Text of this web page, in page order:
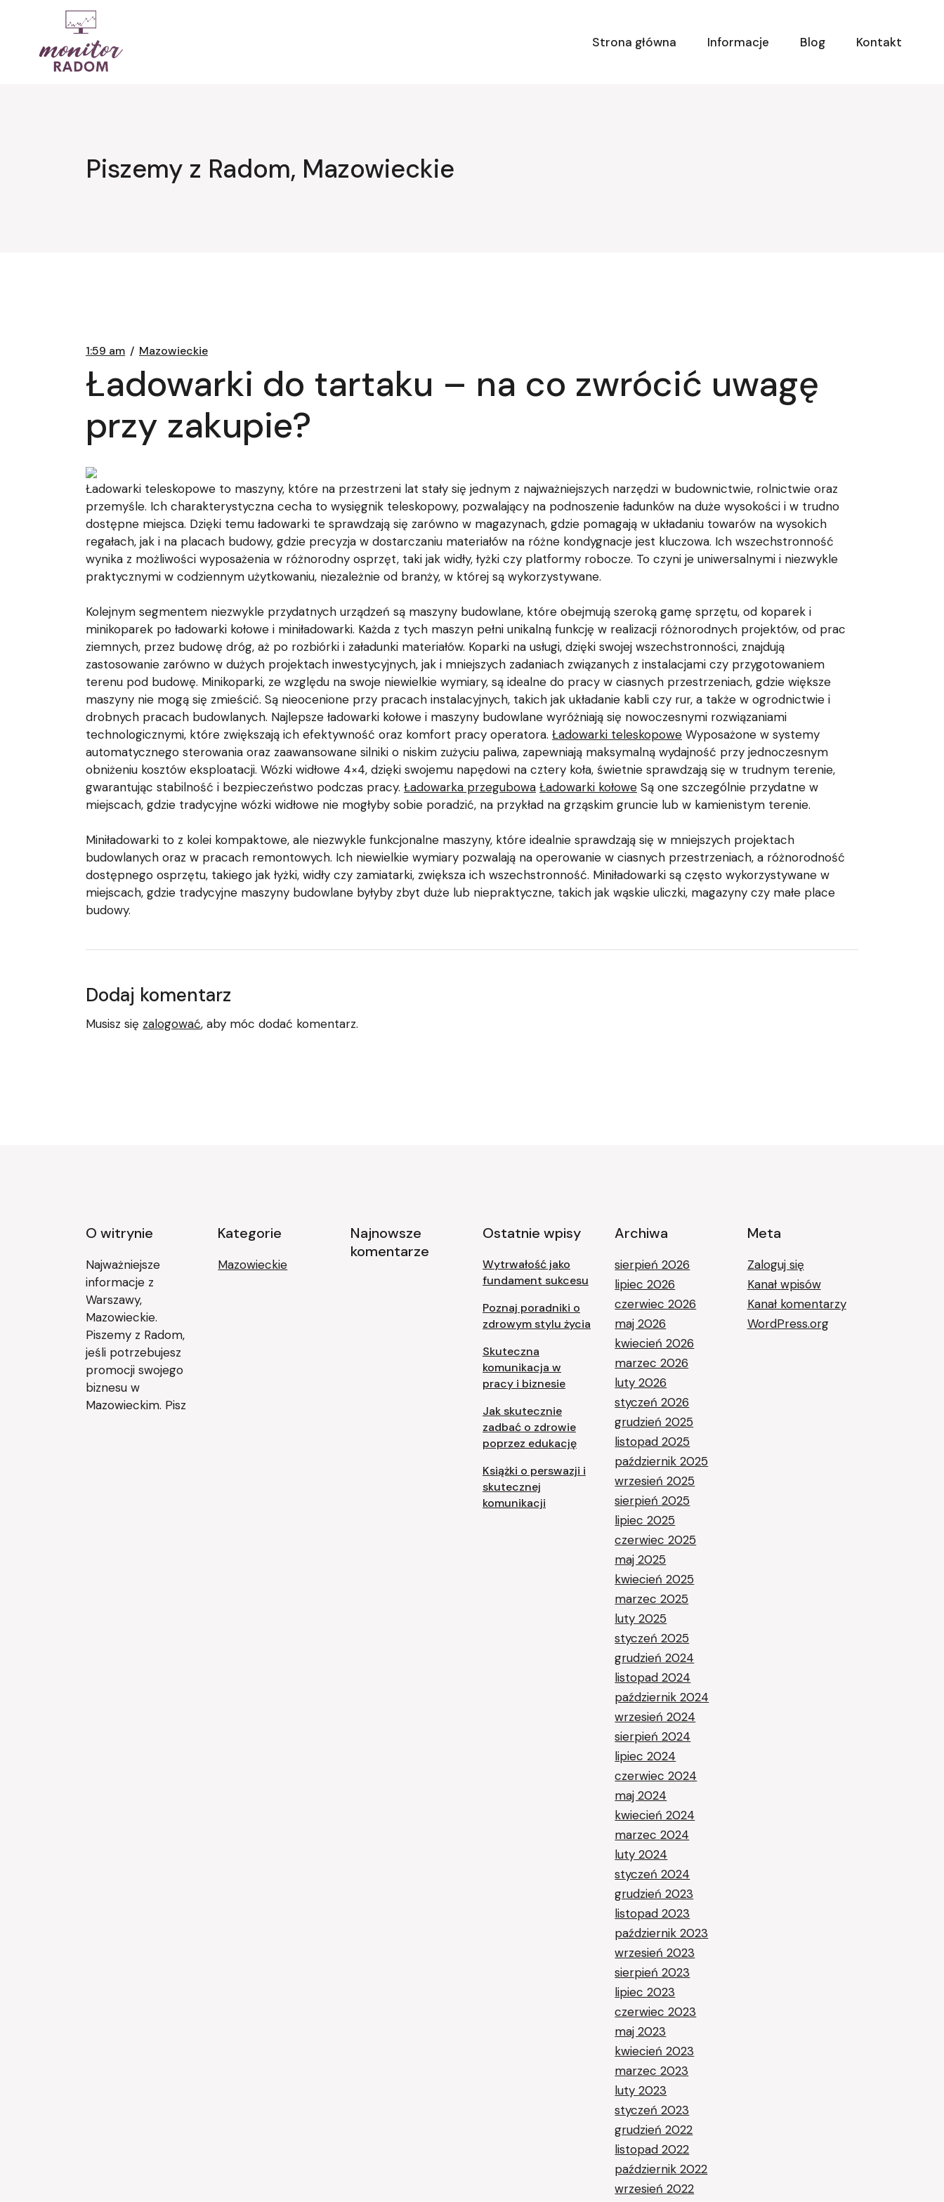
Strona główna
Informacje Blog Kontakt
Piszemy z Radom, Mazowieckie
1:59 am Mazowieckie
Ładowarki do tartaku – na co zwrócić uwagę
przy zakupie?
Ładowarki teleskopowe to maszyny, które na przestrzeni lat stały się jednym z najważniejszych narzędzi w budownictwie, rolnictwie oraz
przemyśle. Ich charakterystyczna cecha to wysięgnik teleskopowy, pozwalający na podnoszenie ładunków na duże wysokości i w trudno
dostępne miejsca. Dzięki temu ładowarki te sprawdzają się zarówno w magazynach, gdzie pomagają w układaniu towarów na wysokich
regałach, jak i na placach budowy, gdzie precyzja w dostarczaniu materiałów na różne kondygnacje jest kluczowa. Ich wszechstronność
wynika z możliwości wyposażenia w różnorodny osprzęt, taki jak widły, łyżki czy platformy robocze. To czyni je uniwersalnymi i niezwykle
praktycznymi w codziennym użytkowaniu, niezależnie od branży, w której są wykorzystywane.
Kolejnym segmentem niezwykle przydatnych urządzeń są maszyny budowlane, które obejmują szeroką gamę sprzętu, od koparek i
minikoparek po ładowarki kołowe i miniładowarki. Każda z tych maszyn pełni unikalną funkcję w realizacji różnorodnych projektów, od prac
ziemnych, przez budowę dróg, aż po rozbiórki i załadunki materiałów. Koparki na usługi, dzięki swojej wszechstronności, znajdują
zastosowanie zarówno w dużych projektach inwestycyjnych, jak i mniejszych zadaniach związanych z instalacjami czy przygotowaniem
terenu pod budowę. Minikoparki, ze względu na swoje niewielkie wymiary, są idealne do pracy w ciasnych przestrzeniach, gdzie większe
maszyny nie mogą się zmieścić. Są nieocenione przy pracach instalacyjnych, takich jak układanie kabli czy rur, a także w ogrodnictwie i
drobnych pracach budowlanych. Najlepsze ładowarki kołowe i maszyny budowlane wyróżniają się nowoczesnymi rozwiązaniami
technologicznymi, które zwiększają ich efektywność oraz komfort pracy operatora. Ładowarki teleskopowe Wyposażone w systemy
automatycznego sterowania oraz zaawansowane silniki o niskim zużyciu paliwa, zapewniają maksymalną wydajność przy jednoczesnym
obniżeniu kosztów eksploatacji. Wózki widłowe 4×4, dzięki swojemu napędowi na cztery koła, świetnie sprawdzają się w trudnym terenie,
gwarantując stabilność i bezpieczeństwo podczas pracy. Ładowarka przegubowa Ładowarki kołowe Są one szczególnie przydatne w
miejscach, gdzie tradycyjne wózki widłowe nie mogłyby sobie poradzić, na przykład na grząskim gruncie lub w kamienistym terenie.
Miniładowarki to z kolei kompaktowe, ale niezwykle funkcjonalne maszyny, które idealnie sprawdzają się w mniejszych projektach
budowlanych oraz w pracach remontowych. Ich niewielkie wymiary pozwalają na operowanie w ciasnych przestrzeniach, a różnorodność
dostępnego osprzętu, takiego jak łyżki, widły czy zamiatarki, zwiększa ich wszechstronność. Miniładowarki są często wykorzystywane w
miejscach, gdzie tradycyjne maszyny budowlane byłyby zbyt duże lub niepraktyczne, takich jak wąskie uliczki, magazyny czy małe place
budowy.
Dodaj komentarz
Musisz się zalogować, aby móc dodać komentarz.
O witrynie
Najważniejsze
informacje z
Warszawy,
Mazowieckie.
Piszemy z Radom,
jeśli potrzebujesz
promocji swojego
biznesu w
Mazowieckim. Pisz
Kategorie
Mazowieckie
Najnowsze
komentarze
Ostatnie wpisy
Wytrwałość jako
fundament sukcesu
Poznaj poradniki o
zdrowym stylu życia
Skuteczna
komunikacja w
pracy i biznesie
Jak skutecznie
zadbać o zdrowie
poprzez edukację
Książki o perswazji i
skutecznej
komunikacji
Archiwa
sierpień 2026
lipiec 2026
czerwiec 2026
maj 2026
kwiecień 2026
marzec 2026
luty 2026
styczeń 2026
grudzień 2025
listopad 2025
październik 2025
wrzesień 2025
sierpień 2025
lipiec 2025
czerwiec 2025
maj 2025
kwiecień 2025
marzec 2025
luty 2025
styczeń 2025
grudzień 2024
listopad 2024
październik 2024
wrzesień 2024
sierpień 2024
lipiec 2024
czerwiec 2024
maj 2024
kwiecień 2024
marzec 2024
luty 2024
styczeń 2024
grudzień 2023
listopad 2023
październik 2023
wrzesień 2023
sierpień 2023
lipiec 2023
czerwiec 2023
maj 2023
kwiecień 2023
marzec 2023
luty 2023
styczeń 2023
grudzień 2022
listopad 2022
październik 2022
wrzesień 2022
Meta
Zaloguj się
Kanał wpisów
Kanał komentarzy
WordPress.org